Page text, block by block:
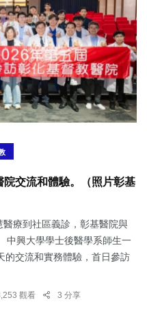
交流和體驗。（照片彰基
醫療到社區義診，彰基醫院與
中興大學學士後醫學系師生一
的交流和實務體驗，首日參訪
觀看 3 分享